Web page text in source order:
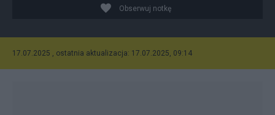
Obserwuj notkę
17.07.2025 , ostatnia aktualizacja: 17.07.2025, 09:14